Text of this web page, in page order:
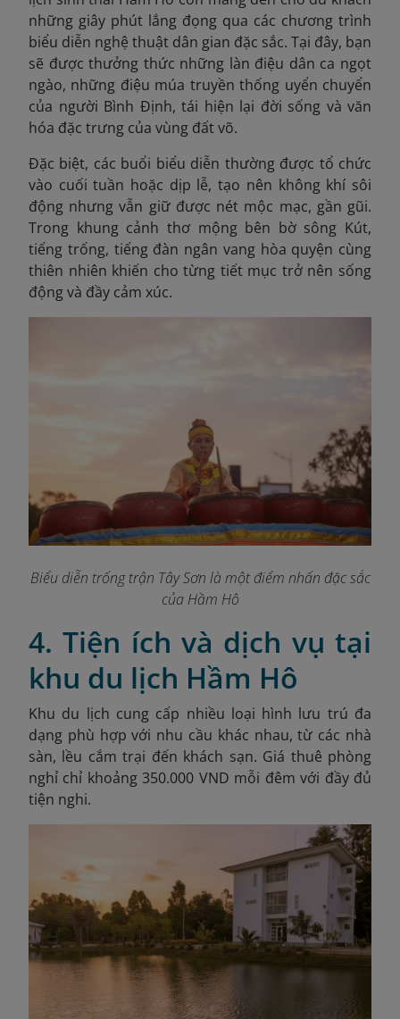
những giây phút lắng đọng qua các chương trình
biểu diễn nghệ thuật dân gian đặc sắc. Tại đây, bạn
sẽ được thưởng thức những làn điệu dân ca ngọt
ngào, những điệu múa truyền thống uyển chuyển
của người Bình Định, tái hiện lại đời sống và văn
hóa đặc trưng của vùng đất võ.
Đặc biệt, các buổi biểu diễn thường được tổ chức
vào cuối tuần hoặc dịp lễ, tạo nên không khí sôi
động nhưng vẫn giữ được nét mộc mạc, gần gũi.
Trong khung cảnh thơ mộng bên bờ sông Kút,
tiếng trống, tiếng đàn ngân vang hòa quyện cùng
thiên nhiên khiến cho từng tiết mục trở nên sống
động và đầy cảm xúc.
Biểu diễn trống trận Tây Sơn là một điểm nhấn đặc sắc
của Hầm Hô
4. Tiện ích và dịch vụ tại
khu du lịch Hầm Hô
Khu du lịch cung cấp nhiều loại hình lưu trú đa
dạng phù hợp với nhu cầu khác nhau, từ các nhà
sàn, lều cắm trại đến khách sạn. Giá thuê phòng
nghỉ chỉ khoảng 350.000 VND mỗi đêm với đầy đủ
tiện nghi.